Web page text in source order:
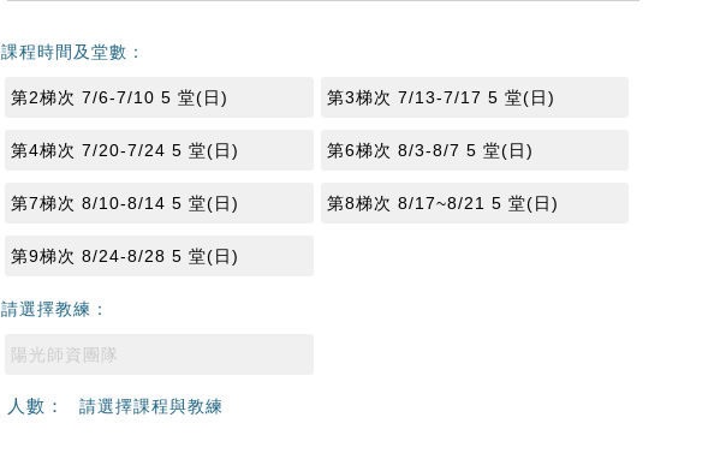
課程時間及堂數：
第2梯次 7/6-7/10 5 堂(日) 第3梯次 7/13-7/17 5 堂(日)
第4梯次 7/20-7/24 5 堂(日) 第6梯次 8/3-8/7 5 堂(日)
第7梯次 8/10-8/14 5 堂(日) 第8梯次 8/17~8/21 5 堂(日)
第9梯次 8/24-8/28 5 堂(日)
請選擇教練：
陽光師資團隊
人數： 請選擇課程與教練